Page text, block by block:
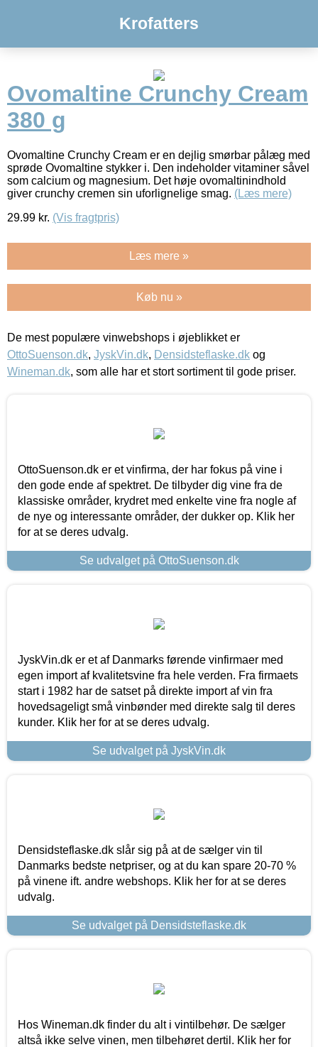
Krofatters
Ovomaltine Crunchy Cream
380 g
Ovomaltine Crunchy Cream er en dejlig smørbar pålæg med
sprøde Ovomaltine stykker i. Den indeholder vitaminer såvel
som calcium og magnesium. Det høje ovomaltinindhold
giver crunchy cremen sin uforlignelige smag. (Læs mere)
29.99 kr. (Vis fragtpris)
Læs mere »
Køb nu »
De mest populære vinwebshops i øjeblikket er
OttoSuenson.dk, JyskVin.dk, Densidsteflaske.dk og
Wineman.dk, som alle har et stort sortiment til gode priser.
OttoSuenson.dk er et vinfirma, der har fokus på vine i
den gode ende af spektret. De tilbyder dig vine fra de
klassiske områder, krydret med enkelte vine fra nogle af
de nye og interessante områder, der dukker op. Klik her
for at se deres udvalg.
Se udvalget på OttoSuenson.dk
JyskVin.dk er et af Danmarks førende vinfirmaer med
egen import af kvalitetsvine fra hele verden. Fra firmaets
start i 1982 har de satset på direkte import af vin fra
hovedsageligt små vinbønder med direkte salg til deres
kunder. Klik her for at se deres udvalg.
Se udvalget på JyskVin.dk
Densidsteflaske.dk slår sig på at de sælger vin til
Danmarks bedste netpriser, og at du kan spare 20-70 %
på vinene ift. andre webshops. Klik her for at se deres
udvalg.
Se udvalget på Densidsteflaske.dk
Hos Wineman.dk finder du alt i vintilbehør. De sælger
altså ikke selve vinen, men tilbehøret dertil. Klik her for